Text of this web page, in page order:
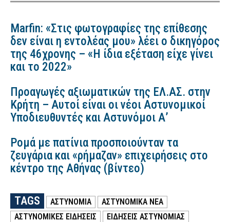
Marfin: «Στις φωτογραφίες της επίθεσης
δεν είναι η εντολέας μου» λέει ο δικηγόρος
της 46χρονης – «Η ίδια εξέταση είχε γίνει
και το 2022»
Προαγωγές αξιωματικών της ΕΛ.ΑΣ. στην
Κρήτη – Αυτοί είναι οι νέοι Αστυνομικοί
Υποδιευθυντές και Αστυνόμοι Α’
Ρομά με πατίνια προσποιούνταν τα
ζευγάρια και «ρήμαζαν» επιχειρήσεις στο
κέντρο της Αθήνας (βίντεο)
TAGS ΑΣΤΥΝΟΜΙΑ
ΑΣΤΥΝΟΜΙΚΑ ΝΕΑ
ΑΣΤΥΝΟΜΙΚΕΣ ΕΙΔΗΣΕΙΣ
ΕΙΔΗΣΕΙΣ ΑΣΤΥΝΟΜΙΑΣ